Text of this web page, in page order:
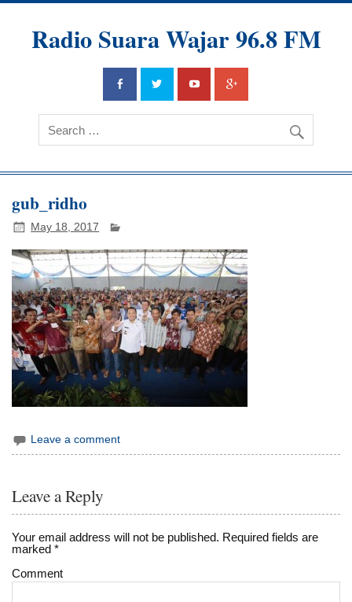
Radio Suara Wajar 96.8 FM
gub_ridho
May 18, 2017
Leave a comment
Leave a Reply
Your email address will not be published. Required fields are
marked*
Comment